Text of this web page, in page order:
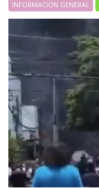
INFORMACIÓN GENERAL